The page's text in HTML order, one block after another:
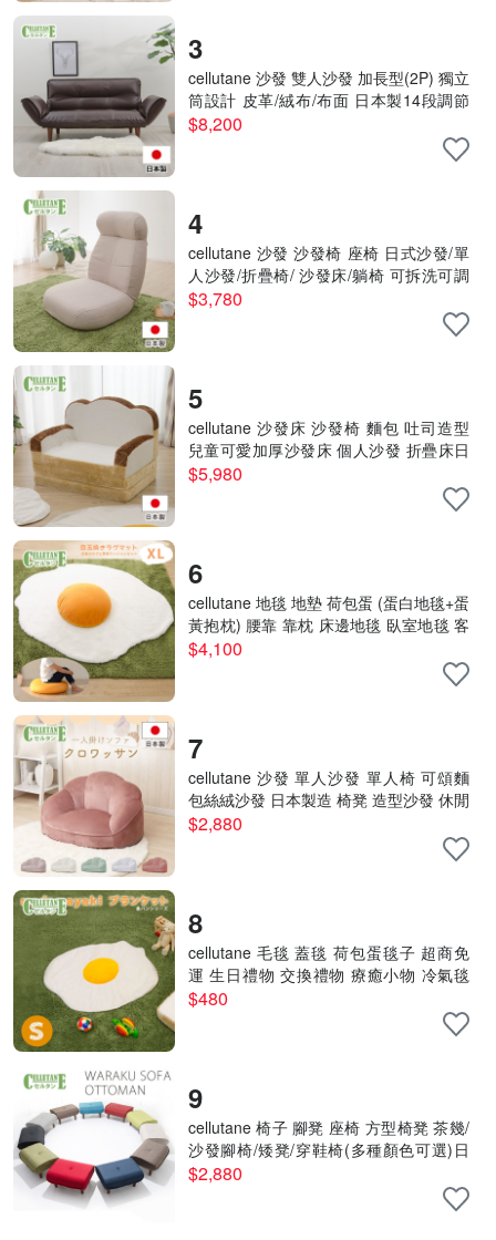
3
cellutane 沙發 雙人沙發 加長型(2P) 獨立
筒設計 皮革/絨布/布面 日本製14段調節
器A01
$8,200
4
cellutane 沙發 沙發椅 座椅 日式沙發/單
人沙發/折疊椅/ 沙發床/躺椅 可拆洗可調
節 A974
$3,780
5
cellutane 沙發床 沙發椅 麵包 吐司造型
兒童可愛加厚沙發床 個人沙發 折疊床日
本制A399
$5,980
6
cellutane 地毯 地墊 荷包蛋 (蛋白地毯+蛋
黃抱枕) 腰靠 靠枕 床邊地毯 臥室地毯 客
廳地毯 A700
$4,100
7
cellutane 沙發 單人沙發 單人椅 可頌麵
包絲絨沙發 日本製造 椅凳 造型沙發 休閒
椅 A298
$2,880
8
cellutane 毛毯 蓋毯 荷包蛋毯子 超商免
運 生日禮物 交換禮物 療癒小物 冷氣毯
台灣授權經銷商A614 S
$480
9
cellutane 椅子 腳凳 座椅 方型椅凳 茶幾/
沙發腳椅/矮凳/穿鞋椅(多種顏色可選)日
本製A281
$2,880